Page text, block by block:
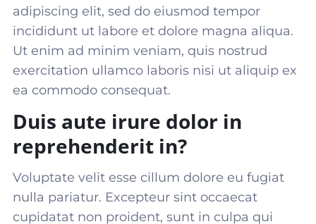
adipiscing elit, sed do eiusmod tempor
incididunt ut labore et dolore magna aliqua.
Ut enim ad minim veniam, quis nostrud
exercitation ullamco laboris nisi ut aliquip ex
ea commodo consequat.
Duis aute irure dolor in
reprehenderit in?
Voluptate velit esse cillum dolore eu fugiat
nulla pariatur. Excepteur sint occaecat
cupidatat non proident, sunt in culpa qui